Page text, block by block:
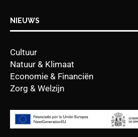
NIEUWS
Cultuur
Natuur & Klimaat
Economie & Financiën
Zorg & Welzijn